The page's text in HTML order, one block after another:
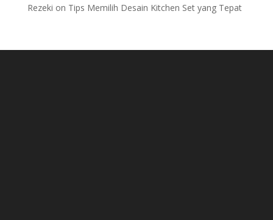
Rezeki on Tips Memilih Desain Kitchen Set yang Tepat